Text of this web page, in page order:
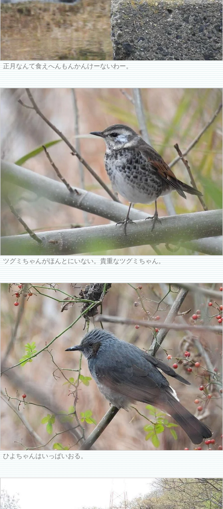
正月なんて食えへんもんかんけーないわー。
ツグミちゃんがほんとにいない。貴重なツグミちゃん。
ひよちゃんはいっぱいおる。